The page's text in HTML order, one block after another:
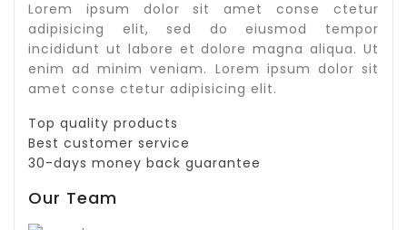
Lorem ipsum dolor sit amet conse ctetur
adipisicing elit, sed do eiusmod tempor
incididunt ut labore et dolore magna aliqua. Ut
enim ad minim veniam. Lorem ipsum dolor sit
amet conse ctetur adipisicing elit.
Top quality products
Best customer service
30-days money back guarantee
Our Team